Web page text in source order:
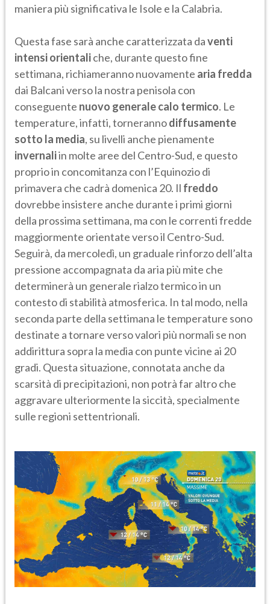
maniera più significativa le Isole e la Calabria.
Questa fase sarà anche caratterizzata daventi
intensi orientaliche, durante questo fine
settimana, richiameranno nuovamente aria fredda
dai Balcani verso la nostra penisola con
conseguente nuovo generale calo termico. Le
temperature, infatti, tornerannodiffusamente
sotto la media, su livelli anche pienamente
invernaliin molte aree del Centro-Sud, e questo
proprio in concomitanza con l’Equinozio di
primavera che cadrà domenica 20. Il freddo
dovrebbe insistere anche durante i primi giorni
della prossima settimana, ma con le correnti fredde
maggiormente orientate verso il Centro-Sud.
Seguirà, da mercoledì, un graduale rinforzo dell’alta
pressione accompagnata da aria più mite che
determinerà un generale rialzo termico in un
contesto di stabilità atmosferica. In tal modo, nella
seconda parte della settimana le temperature sono
destinate a tornare verso valori più normali se non
addirittura sopra la media con punte vicine ai 20
gradi. Questa situazione, connotata anche da
scarsità di precipitazioni, non potrà far altro che
aggravare ulteriormente la siccità, specialmente
sulle regioni settentrionali.